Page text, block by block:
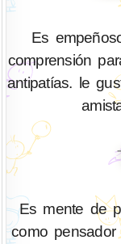
Es
comprensión
antipatías. le
Es mente de
como